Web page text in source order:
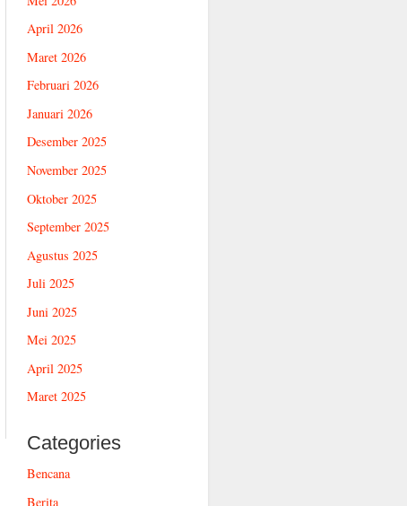
April 2026
Maret 2026
Februari 2026
Januari 2026
Desember 2025
November 2025
Oktober 2025
September 2025
Agustus 2025
Juli 2025
Juni 2025
Mei 2025
April 2025
Maret 2025
Categories
Bencana
Berita